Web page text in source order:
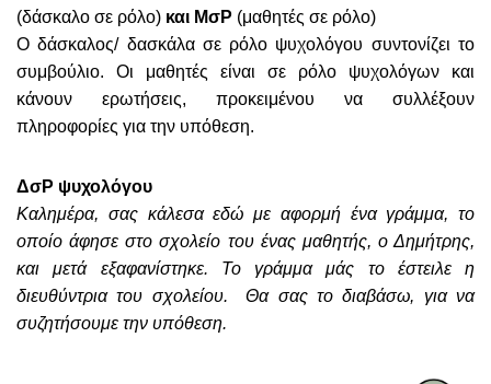
(δάσκαλο σε ρόλο) και ΜσΡ (μαθητές σε ρόλο)
Ο δάσκαλος/ δασκάλα σε ρόλο ψυχολόγου συντονίζει το
συμβούλιο. Οι μαθητές είναι σε ρόλο ψυχολόγων και
κάνουν ερωτήσεις, προκειμένου να συλλέξουν
πληροφορίες για την υπόθεση.
ΔσΡ ψυχολόγου
Καλημέρα, σας κάλεσα εδώ με αφορμή ένα γράμμα, το
οποίο άφησε στο σχολείο του ένας μαθητής, ο Δημήτρης,
και μετά εξαφανίστηκε. Το γράμμα μάς το έστειλε η
διευθύντρια του σχολείου. Θα σας το διαβάσω, για να
συζητήσουμε την υπόθεση.